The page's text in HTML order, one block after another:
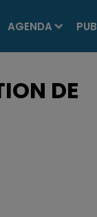
AGENDA PUB
DE